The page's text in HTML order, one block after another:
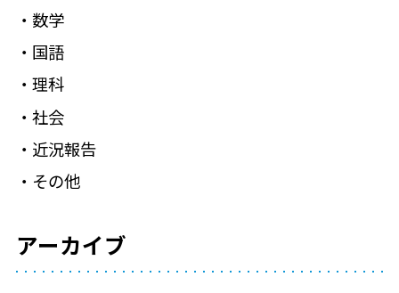
数学
国語
理科
社会
近況報告
その他
アーカイブ